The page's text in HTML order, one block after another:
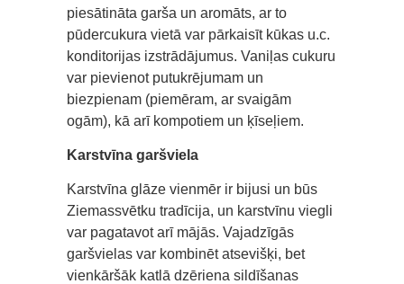
piesātināta garša un aromāts, ar to
pūdercukura vietā var pārkaisīt kūkas u.c.
konditorijas izstrādājumus. Vaniļas cukuru
var pievienot putukrējumam un
biezpienam (piemēram, ar svaigām
ogām), kā arī kompotiem un ķīseļiem.
Karstvīna garšviela
Karstvīna glāze vienmēr ir bijusi un būs
Ziemassvētku tradīcija, un karstvīnu viegli
var pagatavot arī mājās. Vajadzīgās
garšvielas var kombinēt atsevišķi, bet
vienkāršāk katlā dzēriena sildīšanas